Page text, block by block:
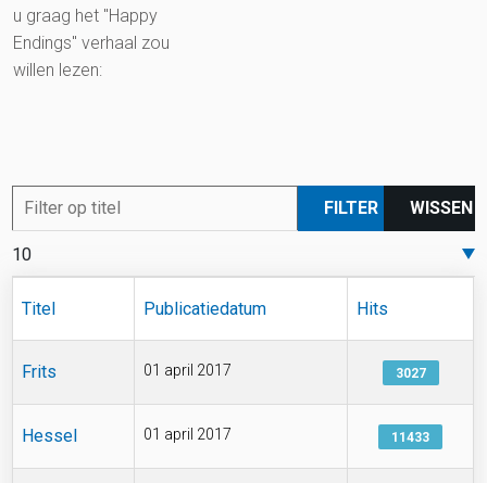
u graag het "Happy
Endings" verhaal zou
willen lezen:
Filter op titel FILTER
WISSEN
Toon #
Titel Publicatiedatum Hits
Frits 01 april 2017 3027
Hessel 01 april 2017 11433